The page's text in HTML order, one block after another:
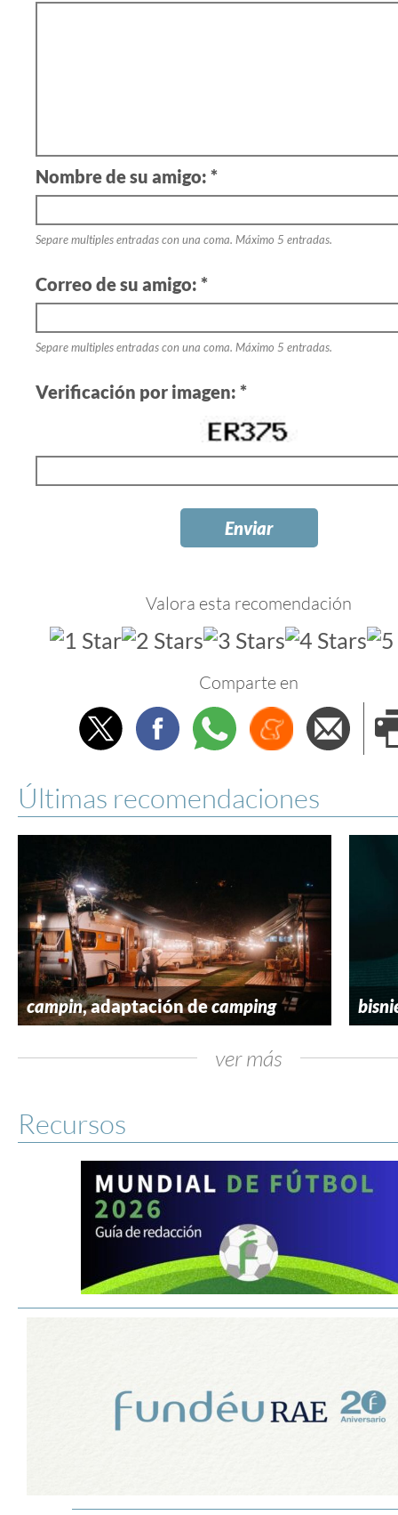
Nombre de su amigo: *
Separe multiples entradas con una coma. Máximo 5 entradas.
Correo de su amigo: *
Separe multiples entradas con una coma. Máximo 5 entradas.
Verificación por imagen: *
Valora esta recomendación
Comparte en
TwitterFacebookWhatsappMenéame
Últimas recomendaciones
campin, adaptación decamping
ver más
Recursos